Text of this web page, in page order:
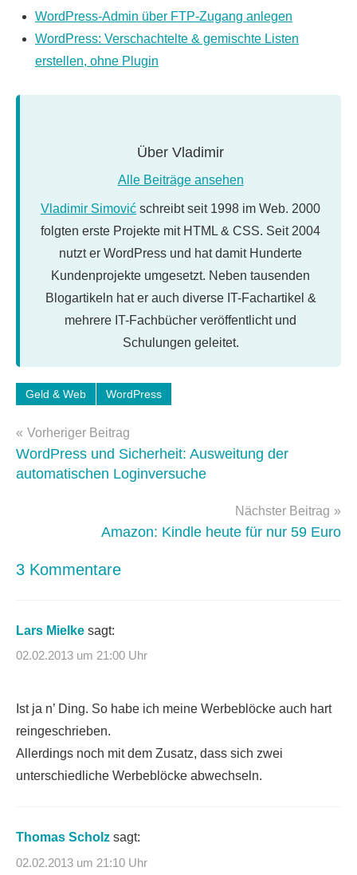
WordPress-Admin über FTP-Zugang anlegen
WordPress: Verschachtelte & gemischte Listen
erstellen, ohne Plugin
Über Vladimir
Alle Beiträge ansehen
Vladimir Simović schreibt seit 1998 im Web. 2000
folgten erste Projekte mit HTML & CSS. Seit 2004
nutzt er WordPress und hat damit Hunderte
Kundenprojekte umgesetzt. Neben tausenden
Blogartikeln hat er auch diverse IT-Fachartikel &
mehrere IT-Fachbücher veröffentlicht und
Schulungen geleitet.
Schlagwörter:
Tipps
Geld & Web WordPress
Beitragsnavigation
Vorheriger Beitrag
WordPress und Sicherheit: Ausweitung der
automatischen Loginversuche
Nächster Beitrag
Amazon: Kindle heute für nur 59 Euro
3 Kommentare
Lars Mielke sagt:
02.02.2013 um 21:00 Uhr
Ist ja n’ Ding. So habe ich meine Werbeblöcke auch hart
reingeschrieben.
Allerdings noch mit dem Zusatz, dass sich zwei
unterschiedliche Werbeblöcke abwechseln.
Thomas Scholz sagt:
02.02.2013 um 21:10 Uhr